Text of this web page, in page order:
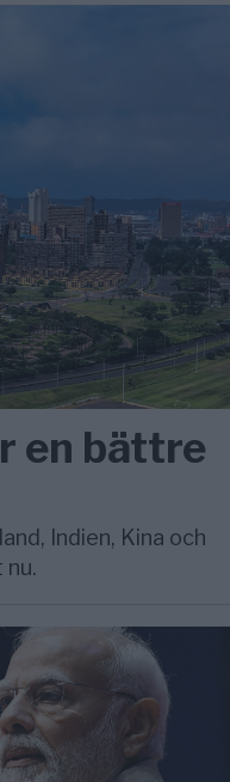
en bättre
Indien, Kina och
nu.